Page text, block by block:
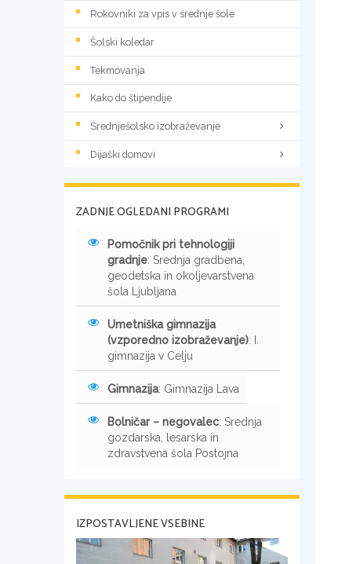
Rokovniki za vpis v srednje šole
Šolski koledar
Tekmovanja
Kako do štipendije
Srednješolsko izobraževanje
Dijaški domovi
ZADNJE OGLEDANI PROGRAMI
Pomočnik pri tehnologiji
gradnje: Srednja gradbena,
geodetska in okoljevarstvena
šola Ljubljana
Umetniška gimnazija
(vzporedno izobraževanje): I.
gimnazija v Celju
Gimnazija: Gimnazija Lava
Bolničar – negovalec: Srednja
gozdarska, lesarska in
zdravstvena šola Postojna
IZPOSTAVLJENE VSEBINE